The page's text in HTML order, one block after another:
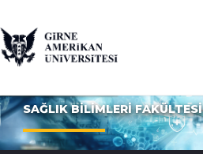
SAĞLIK BİLİMLERİ FAKÜLTESİ